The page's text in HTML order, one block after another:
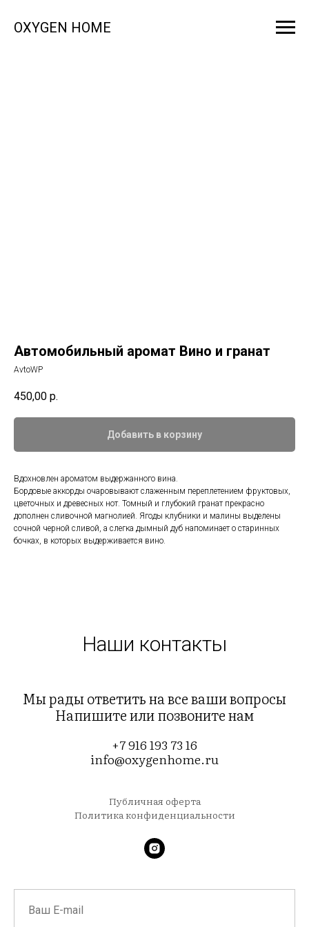
OXYGEN HOME
Автомобильный аромат Вино и гранат
AvtoWP
450,00 р.
Добавить в корзину
Вдохновлен ароматом выдержанного вина.
Бордовые аккорды очаровывают слаженным переплетением фруктовых,
цветочных и древесных нот. Томный и глубокий гранат прекрасно
дополнен сливочной магнолией. Ягоды клубники и малины выделены
сочной черной сливой, а слегка дымный дуб напоминает о старинных
бочках, в которых выдерживается вино.
Наши контакты
Мы рады ответить на все ваши вопросы
Напишите или позвоните нам
+7 916 193 73 16
info@oxygenhome.ru
Публичная оферта
Политика конфиденциальности